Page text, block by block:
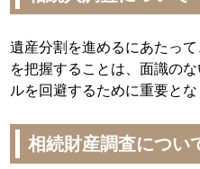
遺産分割を進めるにあたっ
を把握することは、面識の
ルを回避するために重要とな
相続財産調査につい